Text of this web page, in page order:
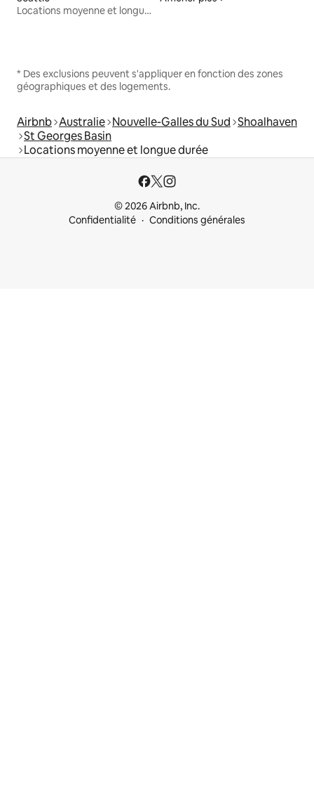
Locations moyenne et longue durée
* Des exclusions peuvent s'appliquer en fonction des zones
géographiques et des logements.
Airbnb Australie Nouvelle-Galles du Sud Shoalhaven
St Georges Basin
Locations moyenne et longue durée
© 2026 Airbnb, Inc.
Confidentialité
Conditions générales